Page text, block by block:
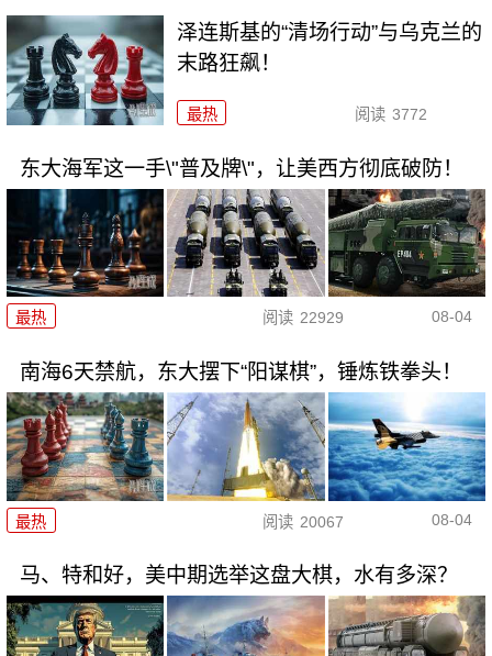
泽连斯基的“清场行动”与乌克兰的
末路狂飙！
最热 阅读 3772
东大海军这一手\"普及牌\"，让美西方彻底破防！
最热 阅读 22929 08-04
南海6天禁航，东大摆下“阳谋棋”，锤炼铁拳头！
最热 阅读 20067 08-04
马、特和好，美中期选举这盘大棋，水有多深？